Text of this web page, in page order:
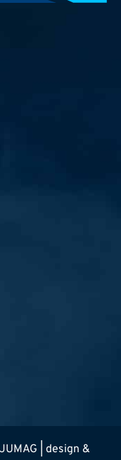
| design &